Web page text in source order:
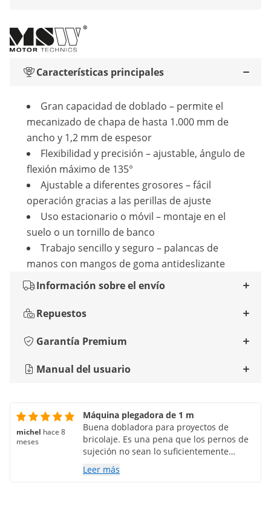
Características principales
Gran capacidad de doblado – permite el
mecanizado de chapa de hasta 1.000 mm de
ancho y 1,2 mm de espesor
Flexibilidad y precisión – ajustable, ángulo de
flexión máximo de 135°
Ajustable a diferentes grosores – fácil
operación gracias a las perillas de ajuste
Uso estacionario o móvil – montaje en el
suelo o un tornillo de banco
Trabajo sencillo y seguro – palancas de
manos con mangos de goma antideslizante
Información sobre el envío
Repuestos
Garantía Premium
Manual del usuario
michel hace 8
meses
Máquina plegadora de 1 m
Buena dobladora para proyectos de
bricolaje. Es una pena que los pernos de
sujeción no sean lo suficientemente
largos para retirar chapa doblada en
ambas direcciones. Así que compré
Leer más